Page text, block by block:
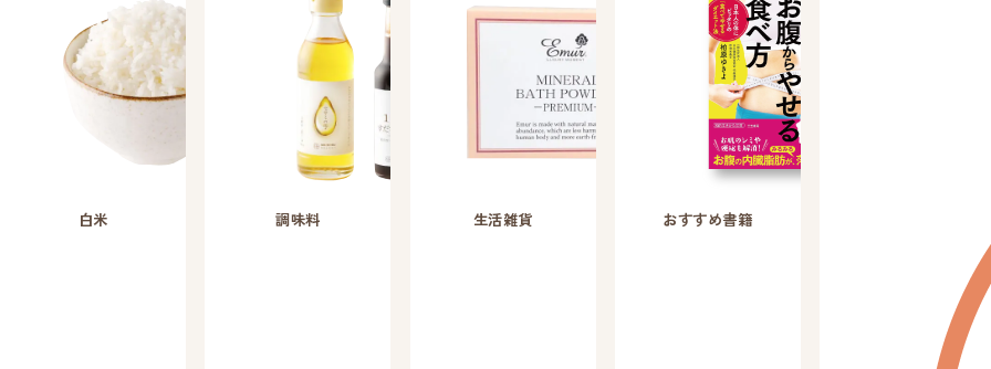
白米 調味料 生活雑貨 おすすめ書籍